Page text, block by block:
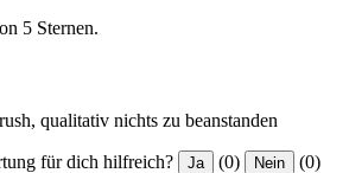
5 Sternen.
qualitativ nichts zu beanstanden
für dich hilfreich? Ja (0) Nein (0)